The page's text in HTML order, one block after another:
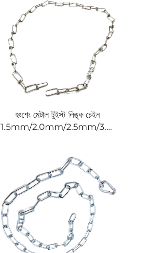
হংশেং মেটাল টুইস্ট লিঙ্ক চেইন
1.5mm/2.0mm/2.5mm/3.0mm/